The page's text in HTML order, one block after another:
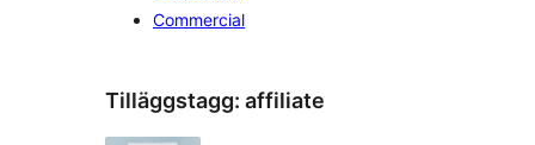
Commercial
Tilläggstagg: affiliate